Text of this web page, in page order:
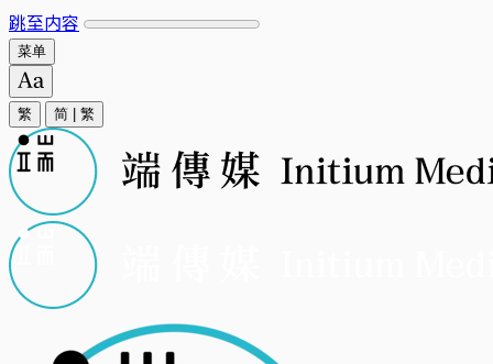
跳至内容
菜单
繁 简 繁